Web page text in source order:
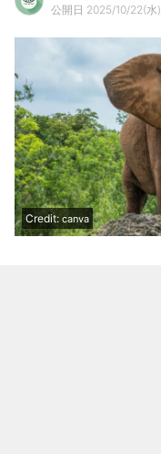
公開日 2025/10/22(水)
Credit: canva